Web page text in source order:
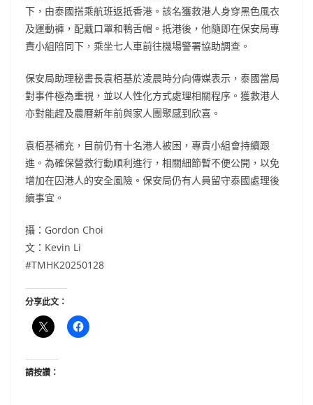
下，由泰國搭乘航班返抵香港。該名獲救港人身穿黑色風衣
及運動褲，配戴口罩和鴨舌帽。抵港後，他隨即在保安局專
責小組陪同下，乘坐七人車前往機場警署協助調查。
保安局助理秘書長袁栢基於凌晨時分向傳媒表示，泰國當局
對事件極為重視，並以人性化方式處理相關程序。獲救港人
亦對能趕及農曆新年前與家人團聚感到欣喜。
袁栢基補充，目前仍有十名港人被困，專責小組會持續跟
進。為確保營救行動順利進行，相關細節暫不便公開，以免
增加在囚港人的安全風險。保安局仍有人員留守泰國處理後
續事宜。
攝：Gordon Choi
文：Kevin Li
#TMHK20250128
分享此文：
請按讚：